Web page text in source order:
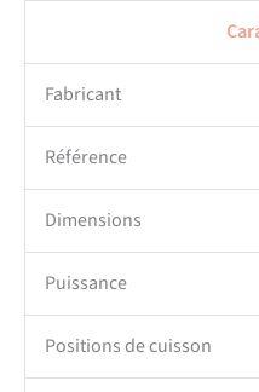
Fabricant
Référence
Dimensions
Puissance
Positions de cuisson